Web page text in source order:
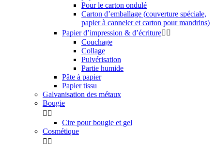
Pour le carton ondulé
Carton d’emballage (couverture spéciale,
papier à canneler et carton pour mandrins)
Papier d’impression & d’écriture 
Couchage
Collage
Pulvérisation
Partie humide
Pâte à papier
Papier tissu
Galvanisation des métaux
Bougie
 
Cire pour bougie et gel
Cosmétique
 